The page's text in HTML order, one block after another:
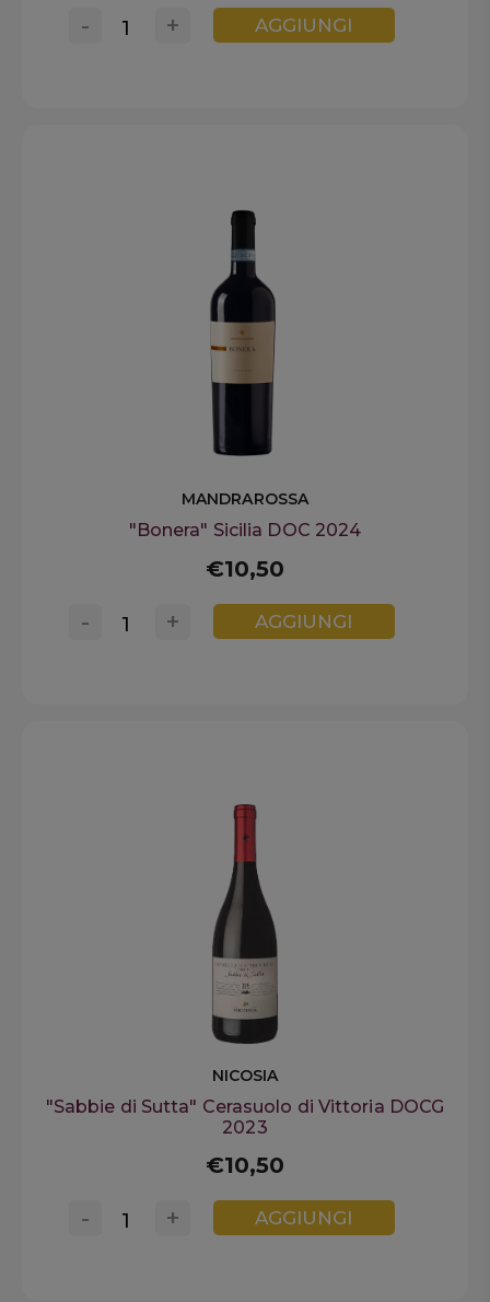
+
- AGGIUNGI
MANDRAROSSA
"Bonera" Sicilia DOC 2024
€10,50
+
- AGGIUNGI
NICOSIA
"Sabbie di Sutta" Cerasuolo di Vittoria DOCG
2023
€10,50
+
- AGGIUNGI